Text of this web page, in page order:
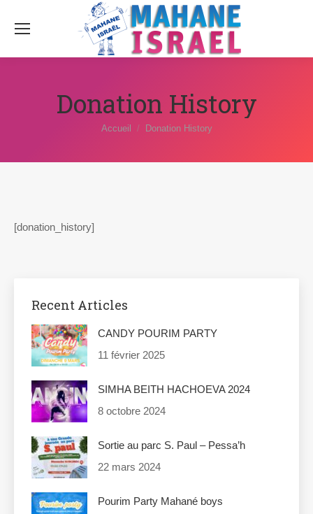
Donation History
Vous êtes ici :
Accueil Donation History
[donation_history]
Recent Articles
CANDY POURIM PARTY
11 février 2025
SIMHA BEITH HACHOEVA 2024
8 octobre 2024
Sortie au parc S. Paul – Pessa’h
22 mars 2024
Pourim Party Mahané boys